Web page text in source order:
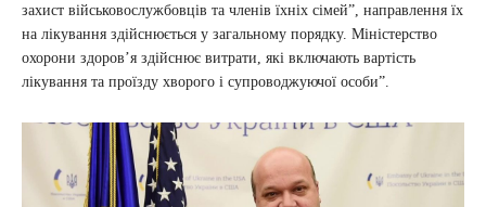
захист військовослужбовців та членів їхніх сімей”, направлення їх
на лікування здійснюється у загальному порядку. Міністерство
охорони здоров’я здійснює витрати, які включають вартість
лікування та проїзду хворого і супроводжуючої особи”.